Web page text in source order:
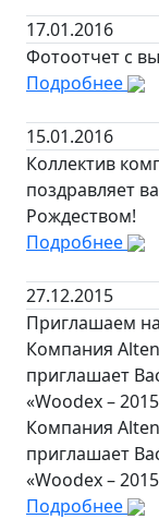
17.01.2016
Фотоотчет с
Подробнее
15.01.2016
Коллектив
поздравляет
Рождеством!
Подробнее
27.12.2015
Приглашаем
Компания
приглашает
«Woodex –
Компания
приглашает
«Woodex –
Подробнее